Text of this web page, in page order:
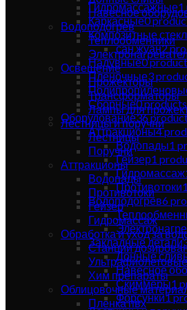
Навесное
Водоподогрев
Теплообменники
Освещение
Прожекторы
Трансформаторы
Лампы для
Лестницы и поручни
Лестницы
Поручни
Аттракционы
Водопады
Противотоки
Гейзер
Гидромассаж
Обработка и уход за
Станции
Хим препараты
Облицовочные
Плёнка пвх
Гидромассажные1
Каркасные0
Композитные
сан жуан2
Надувные0
Плёночные3
Сборные0products
Оборудование36
Аттракционы4
Водопады1
Гейзер1
Гидромассаж
Противотоки1
Водоподогрев6
Закладные детали
Донные
Навесное
Скиммеры1
Форсунки1